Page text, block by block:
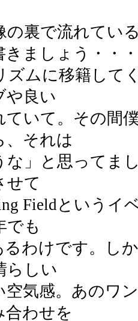
の裏で流れてい
きましょう・・
ズムに移籍して
や良い
ていて。その間
、それは
な」と思ってま
せて
Fieldというイ
でも
るわけです。し
らしい
空気感。あのワ
合わせを